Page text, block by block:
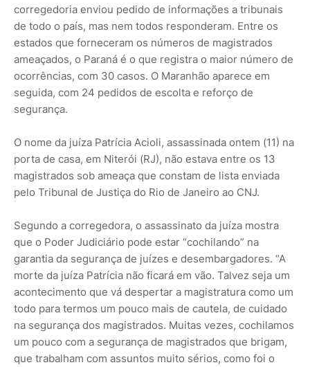
corregedoria enviou pedido de informações a tribunais
de todo o país, mas nem todos responderam. Entre os
estados que forneceram os números de magistrados
ameaçados, o Paraná é o que registra o maior número de
ocorrências, com 30 casos. O Maranhão aparece em
seguida, com 24 pedidos de escolta e reforço de
segurança.
O nome da juíza Patrícia Acioli, assassinada ontem (11) na
porta de casa, em Niterói (RJ), não estava entre os 13
magistrados sob ameaça que constam de lista enviada
pelo Tribunal de Justiça do Rio de Janeiro ao CNJ.
Segundo a corregedora, o assassinato da juíza mostra
que o Poder Judiciário pode estar “cochilando” na
garantia da segurança de juízes e desembargadores. “A
morte da juíza Patrícia não ficará em vão. Talvez seja um
acontecimento que vá despertar a magistratura como um
todo para termos um pouco mais de cautela, de cuidado
na segurança dos magistrados. Muitas vezes, cochilamos
um pouco com a segurança de magistrados que brigam,
que trabalham com assuntos muito sérios, como foi o